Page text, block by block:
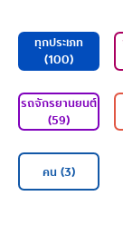
ทุกประเภท
(100)